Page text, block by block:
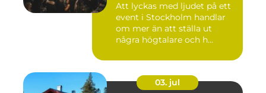
Att lyckas med ljudet på ett
event i Stockholm handlar
om mer än att ställa ut
några högtalare och h...
03. jul